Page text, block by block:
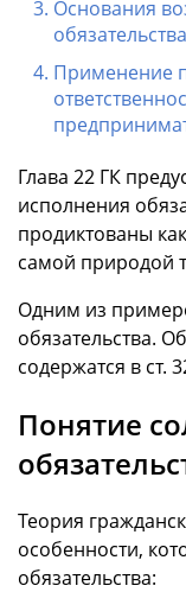
Основания
обязательства
Применение
Глава 22 ГК
исполнения
продиктованы
самой природой
Одним из
обязательства.
содержатся в ст.
Понятие
Теория
особенности,
обязательства: